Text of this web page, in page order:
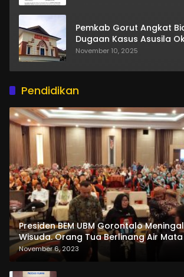
Pemkab Gorut Angkat
Dugaan Kasus Asusila
November 10, 2025
Pendidikan
Presiden BEM UBM Gorontalo
Wisuda. Orang Tua Berlinang Air Mata
dan Pemasangan Salempang
November 6, 2023